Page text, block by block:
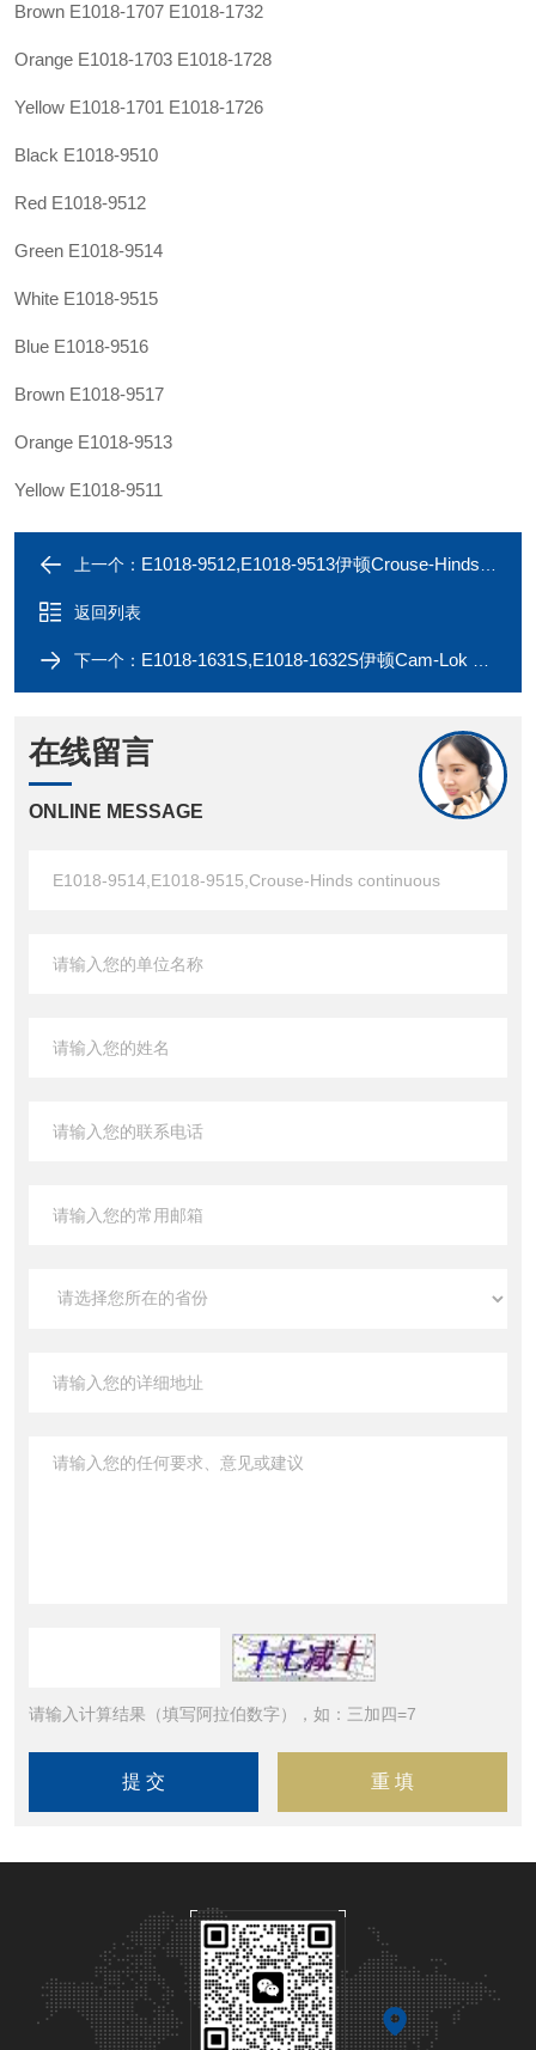
Brown E1018-1707 E1018-1732
Orange E1018-1703 E1018-1728
Yellow E1018-1701 E1018-1726
Black E1018-9510
Red E1018-9512
Green E1018-9514
White E1018-9515
Blue E1018-9516
Brown E1018-9517
Orange E1018-9513
Yellow E1018-9511
上一个： E1018-9512,E1018-9513伊顿Crouse-Hinds E1018-9510,E1018-9511,continuous
返回列表
下一个： E1018-1631S,E1018-1632S伊顿Cam-Lok E1018-1600S,E1018-1601S
在线留言
ONLINE MESSAGE
请输入计算结果（填写阿拉伯数字），如：三加四=7